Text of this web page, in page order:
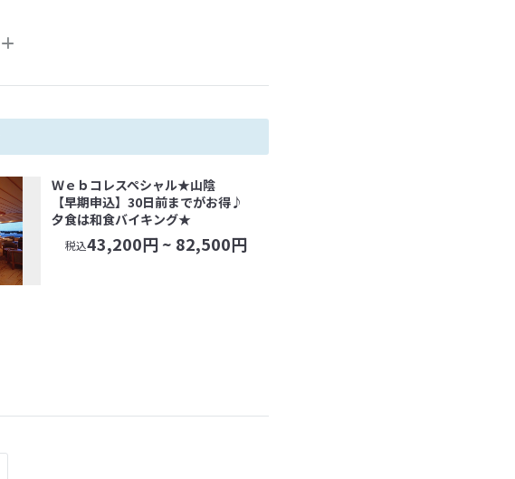
Ｗｅｂコレスペシャル★山陰
【早期申込】30日前までがお得♪
夕食は和食バイキング★
税込43,200円 ~ 82,500円